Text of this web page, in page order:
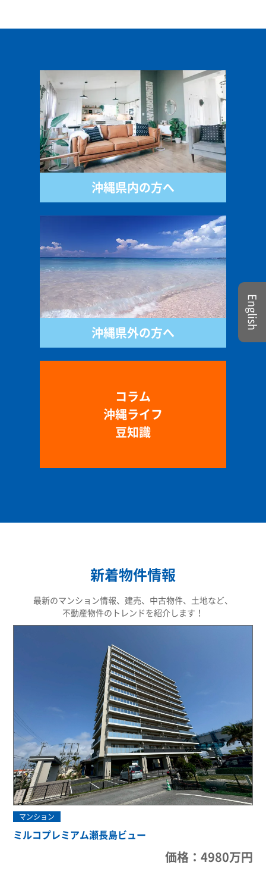
沖縄県内の方へ
沖縄県外の方へ
コラム
沖縄ライフ
豆知識
新着物件情報
最新のマンション情報、建売、中古物件、土地など、
不動産物件のトレンドを紹介します！
マンション
ミルコプレミアム瀬長島ビュー
価格：4980万円
English